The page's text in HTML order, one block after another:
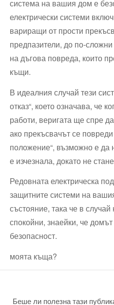
система на вашия дом е
електрически системи
вариращи от прости
предпазители, до по-
на дъгова повреда, които
къщи.
В идеалния случай тези
отказ“, което означава, че
работи, веригата ще спре
ако прекъсвачът се
положение“, възможно е да
е изчезнала, докато не
Редовната електрическа
защитните системи на
състояние, така че в
спокойни, знаейки, че
безопасност.
моята къща?
Беше ли полезна тази